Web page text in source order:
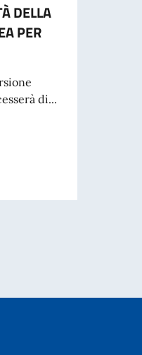
di lavoro a tempo determinato
DELLA
PER
di...
CARTA D'IDENTITÀ